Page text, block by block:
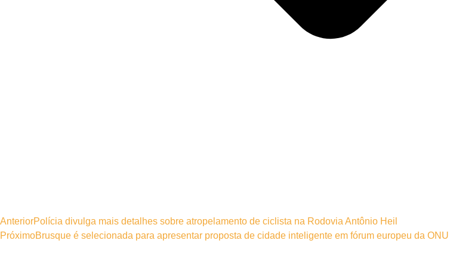
AnteriorPolícia divulga mais detalhes sobre atropelamento de ciclista na Rodovia Antônio Heil
PróximoBrusque é selecionada para apresentar proposta de cidade inteligente em fórum europeu da ONU